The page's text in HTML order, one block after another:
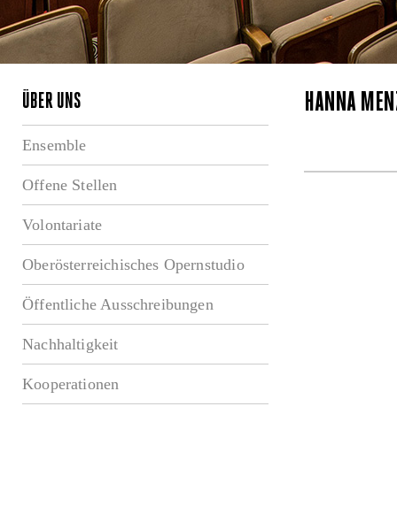
ÜBER UNS
Ensemble
Offene Stellen
Volontariate
Oberösterreichisches Opernstudio
Öffentliche Ausschreibungen
Nachhaltigkeit
Kooperationen
HANNA